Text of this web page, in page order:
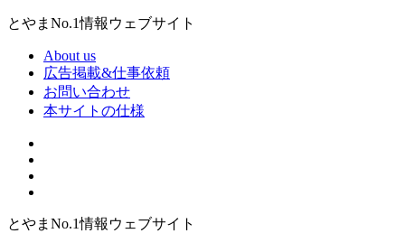
とやまNo.1情報ウェブサイト
About us
広告掲載&仕事依頼
お問い合わせ
本サイトの仕様
とやまNo.1情報ウェブサイト